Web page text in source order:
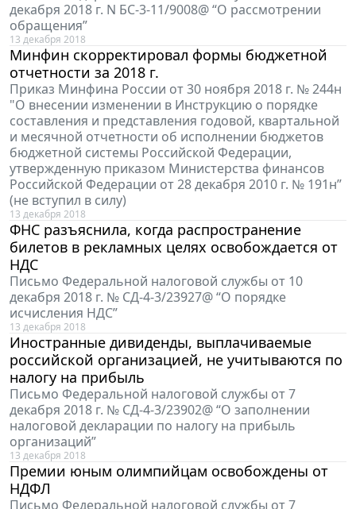
декабря 2018 г. N БС-3-11/9008@ “О рассмотрении
обращения”
13 декабря 2018
Минфин скорректировал формы бюджетной
отчетности за 2018 г.
Приказ Минфина России от 30 ноября 2018 г. № 244н
"О внесении изменении в Инструкцию о порядке
составления и представления годовой, квартальной
и месячной отчетности об исполнении бюджетов
бюджетной системы Российской Федерации,
утвержденную приказом Министерства финансов
Российской Федерации от 28 декабря 2010 г. № 191н”
(не вступил в силу)
13 декабря 2018
ФНС разъяснила, когда распространение
билетов в рекламных целях освобождается от
НДС
Письмо Федеральной налоговой службы от 10
декабря 2018 г. № СД-4-3/23927@ “О порядке
исчисления НДС”
13 декабря 2018
Иностранные дивиденды, выплачиваемые
российской организацией, не учитываются по
налогу на прибыль
Письмо Федеральной налоговой службы от 7
декабря 2018 г. № СД-4-3/23902@ “О заполнении
налоговой декларации по налогу на прибыль
организаций”
13 декабря 2018
Премии юным олимпийцам освобождены от
НДФЛ
Письмо Федеральной налоговой службы от 7